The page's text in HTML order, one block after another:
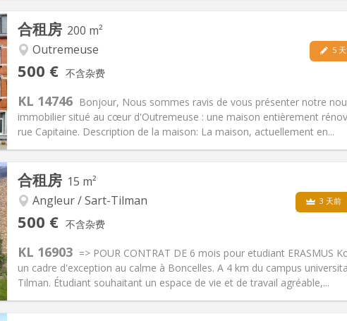
厨房:共用
面积:50 m2
安静, 学习氛围, 温馨
合租房 200 m²
Outremeuse
500 € 不含杂费
5
KL 14746 Bonjour, Nous sommes ravis de vous présenter notre
immobilier situé au cœur d'Outremeuse : une maison entièrement
rue Capitaine. Description de la maison: La maison, actuellement en...
浴室:
厨房:共用
面积:200 m2
温馨, 社区氛围, 安静,
合租房 15 m²
Angleur / Sart-Tilman
500 € 不含杂费
3 天前
KL 16903 => POUR CONTRAT DE 6 mois pour etudiant ERASMUS
un cadre d'exception au calme à Boncelles. A 4 km du campus
Tilman. Étudiant souhaitant un espace de vie et de travail agréable,...